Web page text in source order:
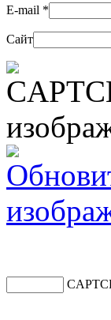
E-mail *
Сайт